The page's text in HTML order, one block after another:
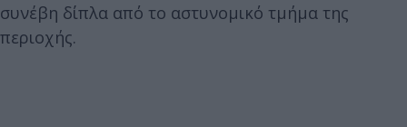
συνέβη δίπλα από το αστυνομικό τμήμα της
περιοχής.